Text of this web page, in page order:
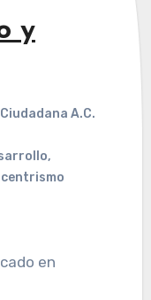
y
A.C.
,